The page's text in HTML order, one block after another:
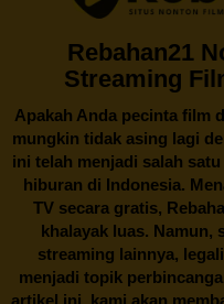
Rebahan21
Streaming
Apakah Anda pecinta film
mungkin tidak asing lagi
ini telah menjadi salah
hiburan di Indonesia.
TV secara gratis,
khalayak luas. Namun,
streaming lainnya,
menjadi topik
artikel ini, kami akan